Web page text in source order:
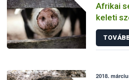
Afrikai
keleti
2018.